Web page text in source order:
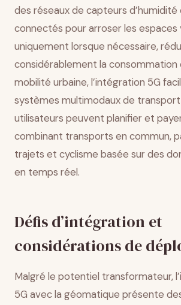
des réseaux de capteurs d’humidité
connectés pour arroser les espaces
uniquement lorsque nécessaire,
considérablement la consommation
mobilité urbaine, l’intégration 5G
systèmes multimodaux de
utilisateurs peuvent planifier et
combinant transports en commun,
trajets et cyclisme basée sur des
en temps réel.
Défis d’intégration et
considérations de
Malgré le potentiel transformateur,
5G avec la géomatique présente